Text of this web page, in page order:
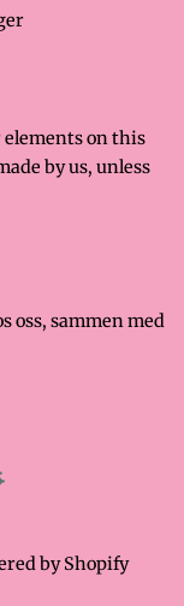
elements on this
by us, unless
oss, sammen med
Snapchat
by Shopify